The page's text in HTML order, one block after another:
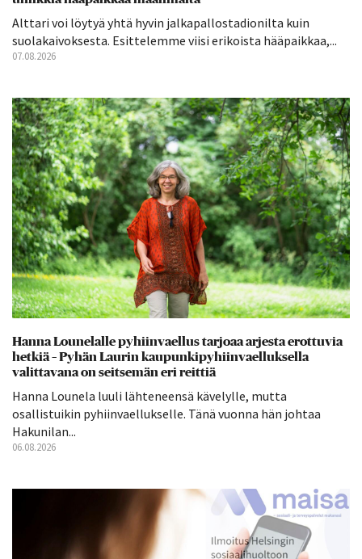
Alttari voi löytyä yhtä hyvin jalkapallostadionilta kuin
suolakaivoksesta. Esittelemme viisi erikoista hääpaikkaa,...
07.08.2026
Hanna Lounelalle pyhiinvaellus tarjoaa arjesta erottuvia
hetkiä – Pyhän Laurin kaupunkipyhiinvaelluksella
valittavana on seitsemän eri reittiä
Hanna Lounela luuli lähteneensä kävelylle, mutta
osallistuikin pyhiinvaellukselle. Tänä vuonna hän johtaa
Hakunilan...
06.08.2026